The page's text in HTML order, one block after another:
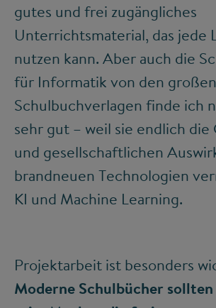
gutes und frei zugängliches
Unterrichtsmaterial, das jede
nutzen kann. Aber auch die
für Informatik von den großen
Schulbuchverlagen finde ich
sehr gut – weil sie endlich die
und gesellschaftlichen
brandneuen Technologien
KI und Machine Learning.
Projektarbeit ist besonders
Moderne Schulbücher